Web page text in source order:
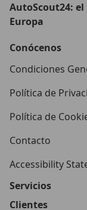
AutoScout24:
Europa
Conócenos
Condiciones
Política de
Política de
Contacto
Accessibility
Servicios
Clientes